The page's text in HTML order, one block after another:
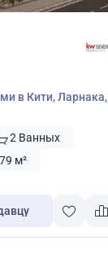
в Кити, Ларнака,
2 Ванных
79 м²